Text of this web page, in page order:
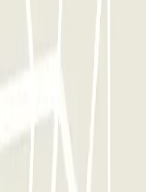
Maubert: Opiniones